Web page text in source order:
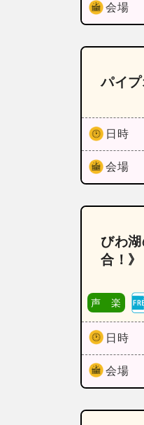
会場
パイ
日時
会場
びわ
合！》
声 楽
日時
会場